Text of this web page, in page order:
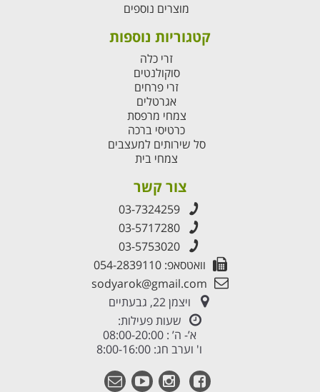
מוצרים נוספים
קטגוריות נוספות
זרי כלה
סוקולנטים
זרי פרחים
אגרטלים
צמחי מרפסת
כרטיסי ברכה
סל שירותים למעצבים
צמחי בית
צור קשר
03-7324259
03-5717280
03-5753020
וואטסאפ: 054-2839110
sodyarok@gmail.com
ויצמן 22, גבעתיים
שעות פעילות:
א’- ה’ : 08:00-20:00
ו' וערב חג: 8:00-16:00